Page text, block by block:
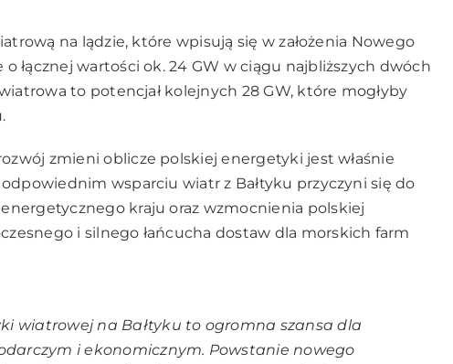
na lądzie, które wpisują się w założenia Nowego
łącznej wartości ok. 24 GW w ciągu najbliższych dwóch
to potencjał kolejnych 28 GW, które mogłyby
zmieni oblicze polskiej energetyki jest właśnie
wsparciu wiatr z Bałtyku przyczyni się do
kraju oraz wzmocnienia polskiej
i silnego łańcucha dostaw dla morskich farm
wiatrowej na Bałtyku to ogromna szansa dla
i ekonomicznym. Powstanie nowego